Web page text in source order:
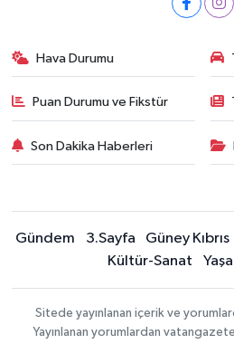
Hava Durumu
Puan Durumu ve Fikstür
Son Dakika Haberleri
Gündem 3.Sayfa Güney Kıbrıs
Kültür-Sanat
Sitede yayınlanan içerik ve
Yayınlanan yorumlardan